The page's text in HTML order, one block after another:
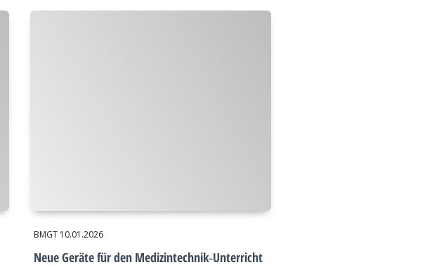
BMGT 10.01.2026
Neue Geräte für den Medizintechnik‑Unterricht